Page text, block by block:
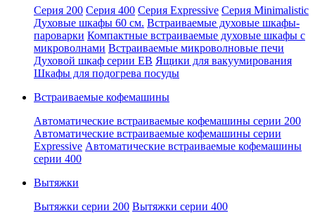
Серия 200 Серия 400 Серия Expressive Серия Minimalistic
Духовые шкафы 60 см. Встраиваемые духовые шкафы-
пароварки Компактные встраиваемые духовые шкафы с
микроволнами Встраиваемые микроволновые печи
Духовой шкаф серии EB Ящики для вакуумирования
Шкафы для подогрева посуды
Встраиваемые кофемашины
Автоматические встраиваемые кофемашины серии 200
Автоматические встраиваемые кофемашины серии
Expressive Автоматические встраиваемые кофемашины
серии 400
Вытяжки
Вытяжки серии 200 Вытяжки серии 400